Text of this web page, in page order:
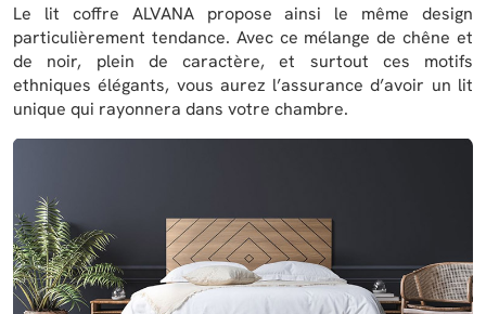
Le lit coffre ALVANA propose ainsi le même design
particulièrement tendance. Avec ce mélange de chêne et
de noir, plein de caractère, et surtout ces motifs
ethniques élégants, vous aurez l’assurance d’avoir un lit
unique qui rayonnera dans votre chambre.